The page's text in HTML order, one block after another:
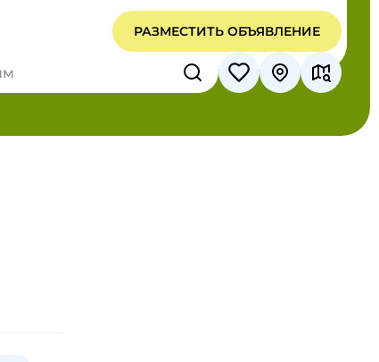
РАЗМЕСТИТЬ ОБЪЯВЛЕНИЕ